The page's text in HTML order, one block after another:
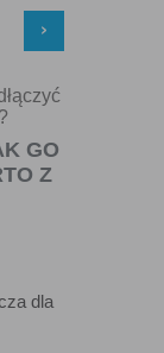
›
GO
Z
dla